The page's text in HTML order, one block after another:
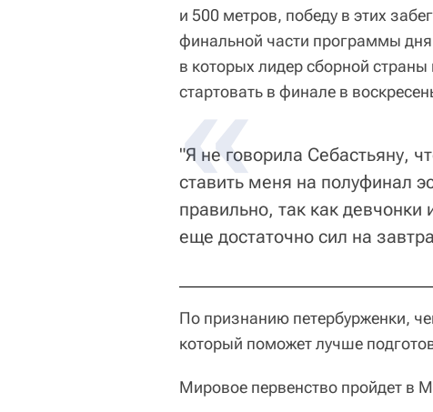
и 500 метров, победу в этих
финальной части программы
в которых лидер сборной
стартовать в финале в
"Я не говорила Себастьяну,
ставить меня на полуфинал
правильно, так как
еще достаточно сил на
По признанию петербурженки,
который поможет лучше
Мировое первенство пройдет в